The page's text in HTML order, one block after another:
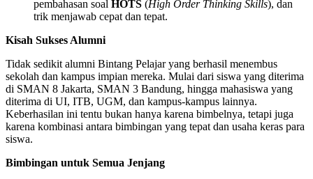
pembahasan soal HOTS (High Order Thinking Skills), dan
trik menjawab cepat dan tepat.
Kisah Sukses Alumni
Tidak sedikit alumni Bintang Pelajar yang berhasil menembus
sekolah dan kampus impian mereka. Mulai dari siswa yang diterima
di SMAN 8 Jakarta, SMAN 3 Bandung, hingga mahasiswa yang
diterima di UI, ITB, UGM, dan kampus-kampus lainnya.
Keberhasilan ini tentu bukan hanya karena bimbelnya, tetapi juga
karena kombinasi antara bimbingan yang tepat dan usaha keras para
siswa.
Bimbingan untuk Semua Jenjang